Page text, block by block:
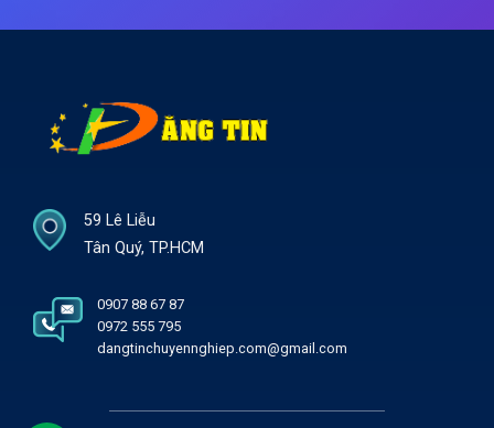
59 Lê Liễu
Tân Quý, TP.HCM
0907 88 67 87
0972 555 795
dangtinchuyennghiep.com@gmail.com